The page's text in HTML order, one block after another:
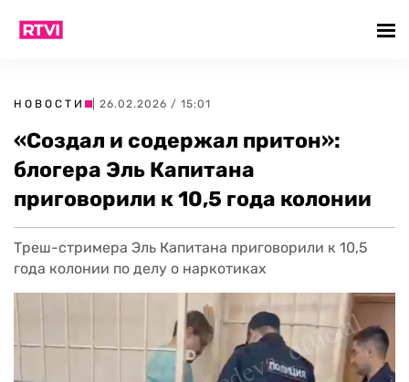
НОВОСТИ | 26.02.2026 / 15:01
«Создал и содержал притон»:
блогера Эль Капитана
приговорили к 10,5 года колонии
Треш-стримера Эль Капитана приговорили к 10,5
года колонии по делу о наркотиках